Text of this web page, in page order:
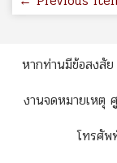
หากท่านมีข้อสงสัย
งานจดหมายเหตุ
โทรศั